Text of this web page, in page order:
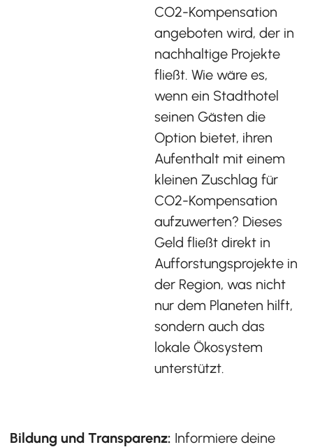
CO2-Kompensation
angeboten wird, der in
nachhaltige Projekte
fließt. Wie wäre es,
wenn ein Stadthotel
seinen Gästen die
Option bietet, ihren
Aufenthalt mit einem
kleinen Zuschlag für
CO2-Kompensation
aufzuwerten? Dieses
Geld fließt direkt in
Aufforstungsprojekte in
der Region, was nicht
nur dem Planeten hilft,
sondern auch das
lokale Ökosystem
unterstützt.
Bildung und Transparenz: Informiere deine